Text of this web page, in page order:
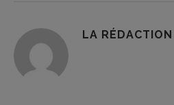
LA RÉDACTION